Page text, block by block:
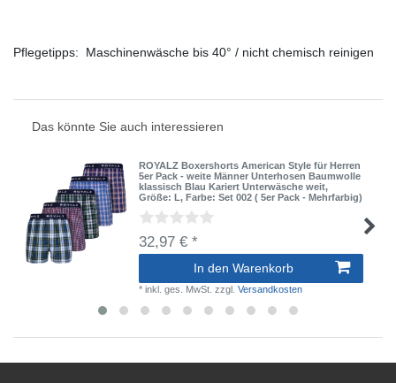
Pflegetipps: Maschinenwäsche bis 40° / nicht chemisch reinigen
Das könnte Sie auch interessieren
ROYALZ Boxershorts American Style für Herren
5er Pack - weite Männer Unterhosen Baumwolle
klassisch Blau Kariert Unterwäsche weit,
Größe: L, Farbe: Set 002 ( 5er Pack - Mehrfarbig)
32,97 € *
In den Warenkorb
*inkl. ges. MwSt. zzgl.Versandkosten